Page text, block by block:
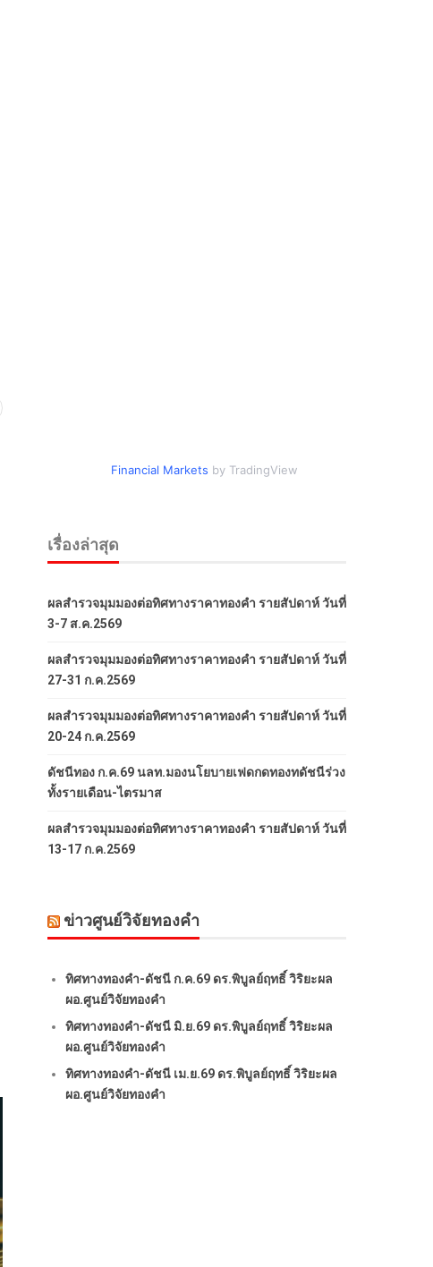
Financial Markets by TradingView
เรื่องล่าสุด
ผลสำรวจมุมมองต่อทิศทางราคาทองคำ รายสัปดาห์ วันที่
3-7 ส.ค.2569
ผลสำรวจมุมมองต่อทิศทางราคาทองคำ รายสัปดาห์ วันที่
27-31 ก.ค.2569
ผลสำรวจมุมมองต่อทิศทางราคาทองคำ รายสัปดาห์ วันที่
20-24 ก.ค.2569
ดัชนีทอง ก.ค.69 นลท.มองนโยบายเฟดกดทองทดัชนีร่วง
ทั้งรายเดือน-ไตรมาส
ผลสำรวจมุมมองต่อทิศทางราคาทองคำ รายสัปดาห์ วันที่
13-17 ก.ค.2569
ข่าวศูนย์วิจัยทองคำ
ทิศทางทองคำ-ดัชนี ก.ค.69 ดร.พิบูลย์ฤทธิ์ วิริยะผล
ผอ.ศูนย์วิจัยทองคำ
ทิศทางทองคำ-ดัชนี มิ.ย.69 ดร.พิบูลย์ฤทธิ์ วิริยะผล
ผอ.ศูนย์วิจัยทองคำ
ทิศทางทองคำ-ดัชนี เม.ย.69 ดร.พิบูลย์ฤทธิ์ วิริยะผล
ผอ.ศูนย์วิจัยทองคำ